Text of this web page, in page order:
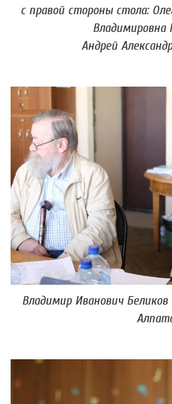
с правой стороны стола:
Владимировна
Андрей
Владимир Иванович